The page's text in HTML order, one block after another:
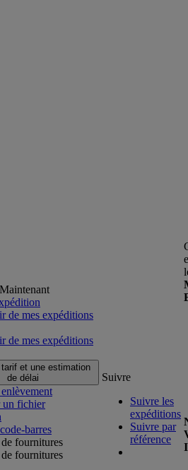
de mes expéditions
de mes expéditions
et une estimation
de délai
un fichier
barres
fournitures
fournitures
Suivre
Suivre les
expéditions
Suivre par
référence